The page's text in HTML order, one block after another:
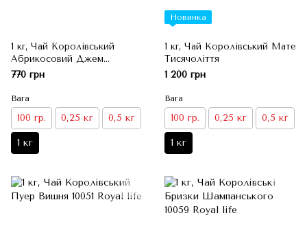
1 кг, Чай Королівський
Абрикосовий Джем
(зелений)
770 грн
Вага
100 гр. 0,25 кг 0,5 кг
1 кг
Новинка
1 кг, Чай Королівський Мате
Тисячоліття
1 200 грн
Вага
100 гр. 0,25 кг 0,5 кг
1 кг